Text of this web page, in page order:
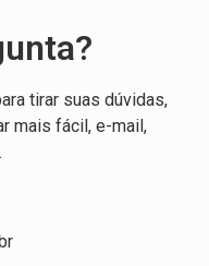
tirar suas dúvidas,
mais fácil, e-mail,